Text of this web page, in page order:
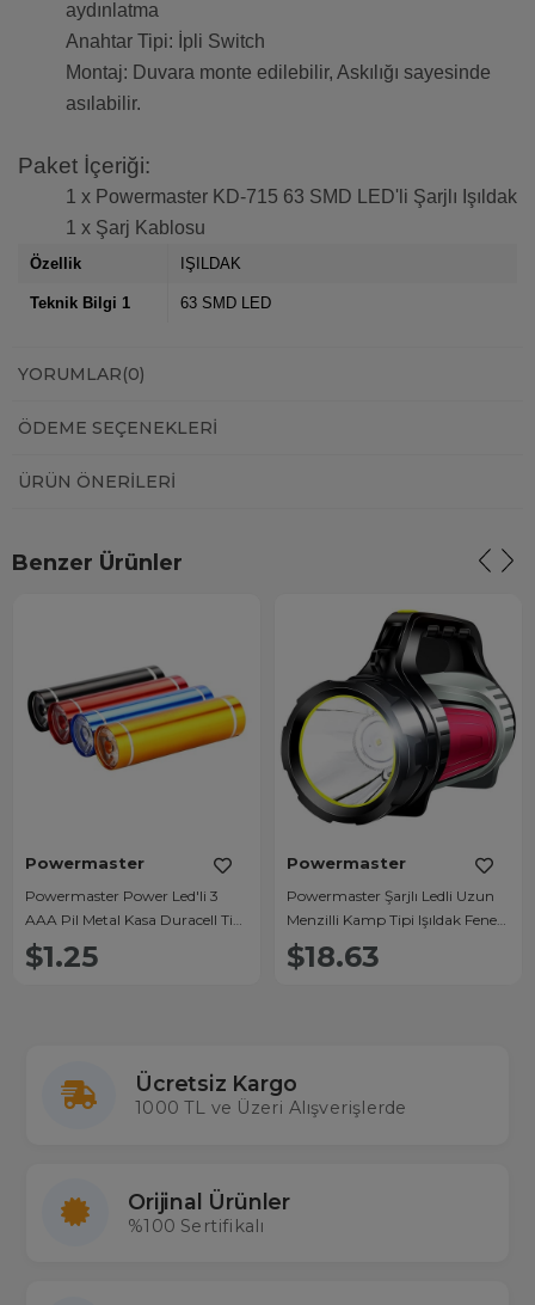
aydınlatma
Anahtar Tipi: İpli Switch
Montaj: Duvara monte edilebilir, Askılığı sayesinde
asılabilir.
Paket İçeriği:
1 x Powermaster KD-715 63 SMD LED'li Şarjlı Işıldak
1 x Şarj Kablosu
Özellik IŞILDAK
Teknik Bilgi 1 63 SMD LED
YORUMLAR(0)
ÖDEME SEÇENEKLERI
ÜRÜN ÖNERILERI
Benzer Ürünler
Powermaster
Powermaster Power Led'li 3
AAA Pil Metal Kasa Duracell Tip
Fener (Tekli)
$1.25
Powermaster
Powermaster Şarjlı Ledli Uzun
Menzilli Kamp Tipi Işıldak Fener
JS-881A
$18.63
Ücretsiz Kargo
1000 TL ve Üzeri Alışverişlerde
Orijinal Ürünler
%100 Sertifikalı